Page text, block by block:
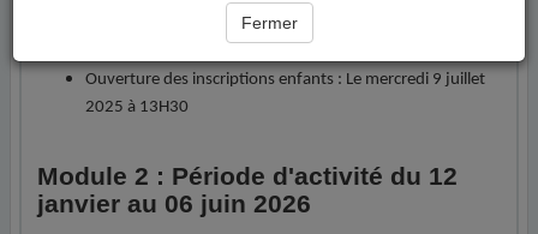
Ouverture des inscriptions adultes : Le mardi 8 juillet
Ouverture des inscriptions enfants : Le mercredi 9 juillet
2025 à 13H30
Module 2 : Période d'activité du 12
janvier au 06 juin 2026
Fermer